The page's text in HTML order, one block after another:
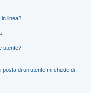
in linea?
utente?
posta di un utente mi chiede di